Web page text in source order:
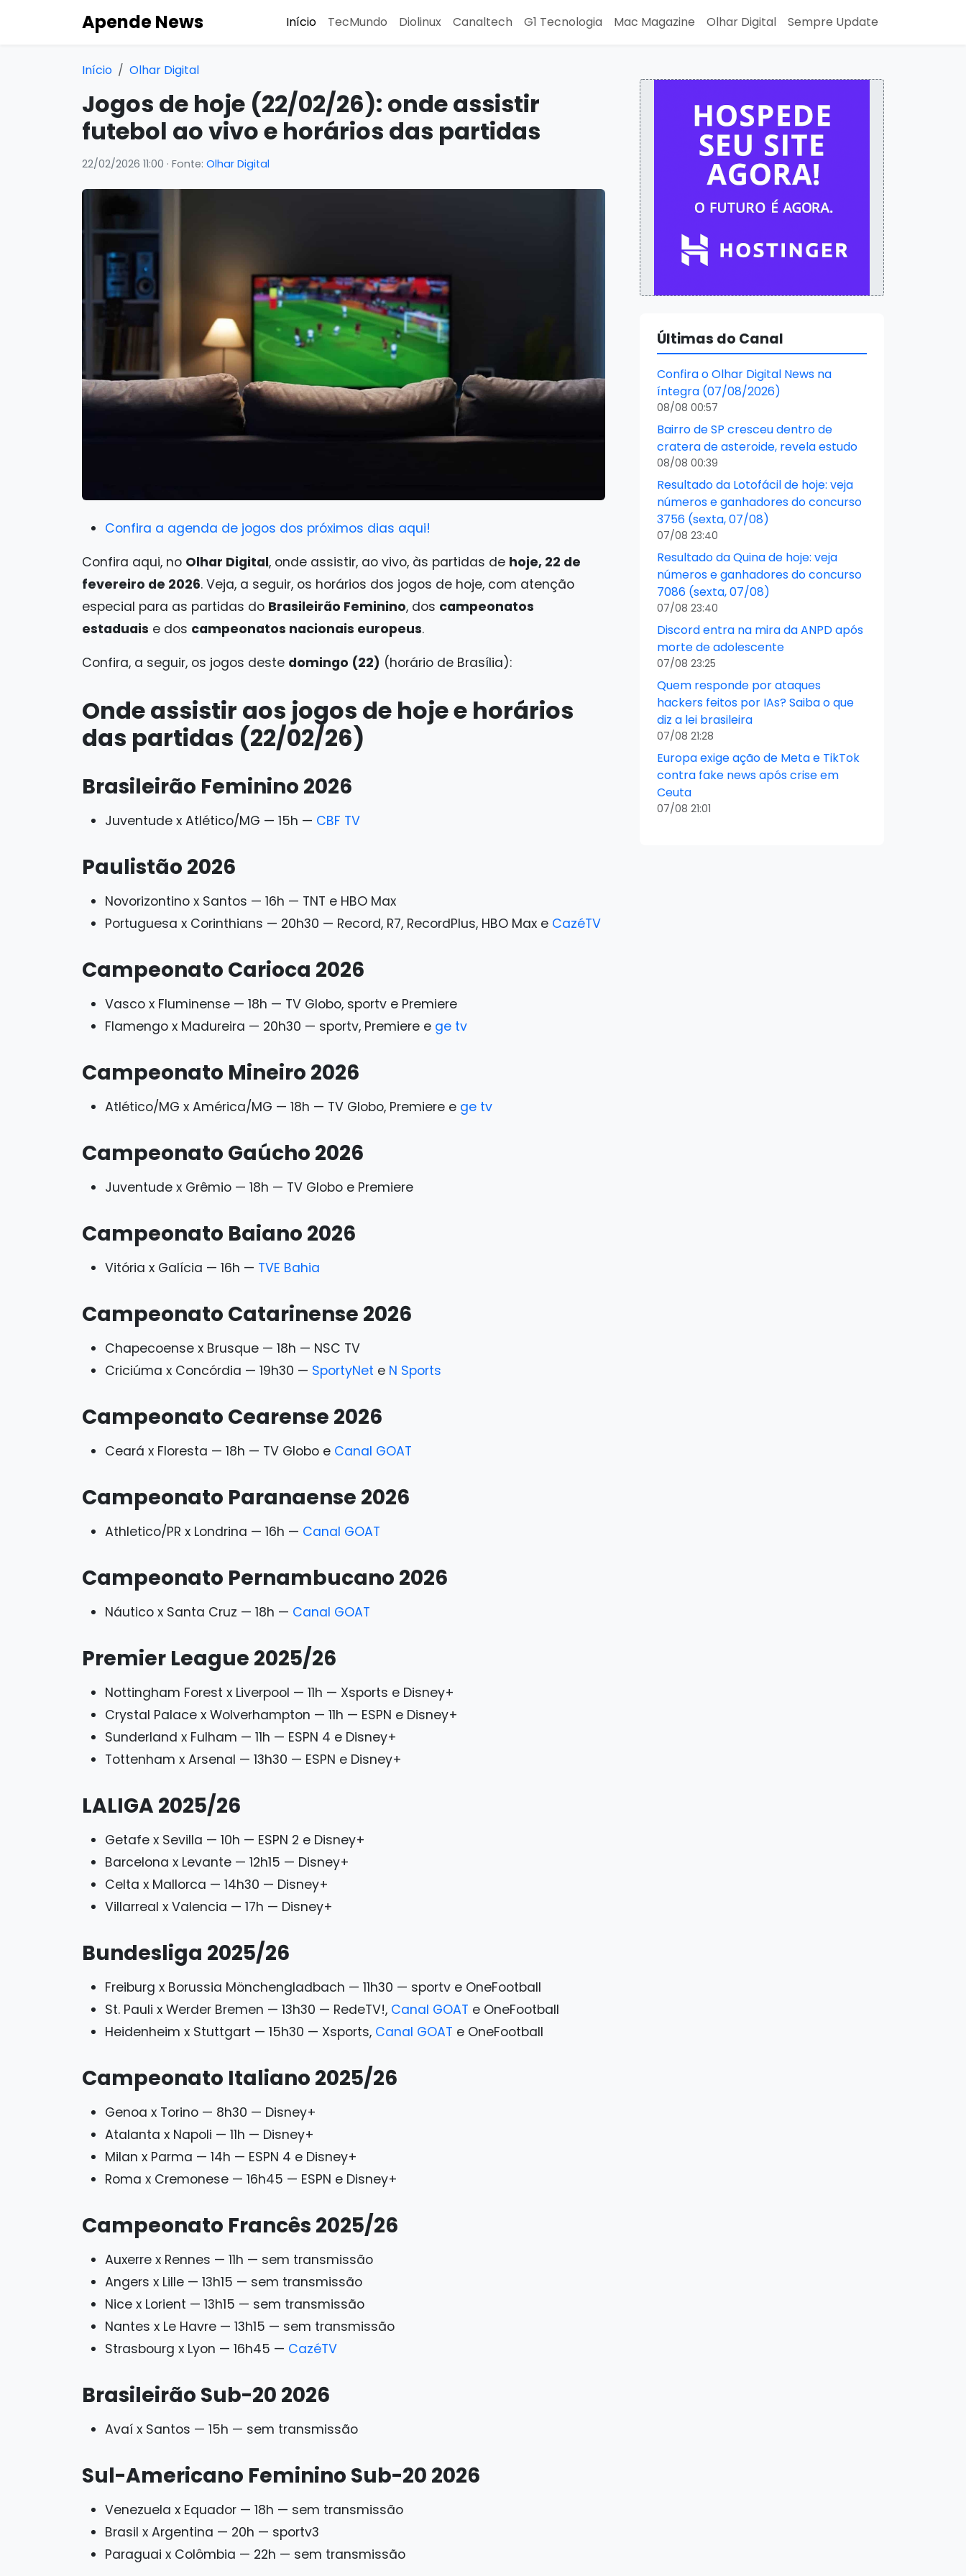
Apende News Início TecMundo Diolinux Canaltech G1 Tecnologia Mac Magazine Olhar Digital Sempre Update
Início Olhar Digital
Jogos de hoje (22/02/26): onde assistir
futebol ao vivo e horários das partidas
22/02/2026 11:00 · Fonte: Olhar Digital
Confira a agenda de jogos dos próximos dias aqui!
Confira aqui, no Olhar Digital, onde assistir, ao vivo, às partidas de hoje, 22 de
fevereiro de 2026. Veja, a seguir, os horários dos jogos de hoje, com atenção
especial para as partidas do Brasileirão Feminino, dos campeonatos
estaduais e dos campeonatos nacionais europeus.
Confira, a seguir, os jogos deste domingo (22) (horário de Brasília):
Onde assistir aos jogos de hoje e horários
das partidas (22/02/26)
Brasileirão Feminino 2026
Juventude x Atlético/MG — 15h — CBF TV
Paulistão 2026
Novorizontino x Santos — 16h — TNT e HBO Max
Portuguesa x Corinthians — 20h30 — Record, R7, RecordPlus, HBO Max e CazéTV
Campeonato Carioca 2026
Vasco x Fluminense — 18h — TV Globo, sportv e Premiere
Flamengo x Madureira — 20h30 — sportv, Premiere e ge tv
Campeonato Mineiro 2026
Atlético/MG x América/MG — 18h — TV Globo, Premiere e ge tv
Campeonato Gaúcho 2026
Juventude x Grêmio — 18h — TV Globo e Premiere
Campeonato Baiano 2026
Vitória x Galícia — 16h — TVE Bahia
Campeonato Catarinense 2026
Chapecoense x Brusque — 18h — NSC TV
Criciúma x Concórdia — 19h30 — SportyNet e N Sports
Campeonato Cearense 2026
Ceará x Floresta — 18h — TV Globo e Canal GOAT
Campeonato Paranaense 2026
Athletico/PR x Londrina — 16h — Canal GOAT
Campeonato Pernambucano 2026
Náutico x Santa Cruz — 18h — Canal GOAT
Premier League 2025/26
Nottingham Forest x Liverpool — 11h — Xsports e Disney+
Crystal Palace x Wolverhampton — 11h — ESPN e Disney+
Sunderland x Fulham — 11h — ESPN 4 e Disney+
Tottenham x Arsenal — 13h30 — ESPN e Disney+
LALIGA 2025/26
Getafe x Sevilla — 10h — ESPN 2 e Disney+
Barcelona x Levante — 12h15 — Disney+
Celta x Mallorca — 14h30 — Disney+
Villarreal x Valencia — 17h — Disney+
Bundesliga 2025/26
Freiburg x Borussia Mönchengladbach — 11h30 — sportv e OneFootball
St. Pauli x Werder Bremen — 13h30 — RedeTV!, Canal GOAT e OneFootball
Heidenheim x Stuttgart — 15h30 — Xsports, Canal GOAT e OneFootball
Campeonato Italiano 2025/26
Genoa x Torino — 8h30 — Disney+
Atalanta x Napoli — 11h — Disney+
Milan x Parma — 14h — ESPN 4 e Disney+
Roma x Cremonese — 16h45 — ESPN e Disney+
Campeonato Francês 2025/26
Auxerre x Rennes — 11h — sem transmissão
Angers x Lille — 13h15 — sem transmissão
Nice x Lorient — 13h15 — sem transmissão
Nantes x Le Havre — 13h15 — sem transmissão
Strasbourg x Lyon — 16h45 — CazéTV
Brasileirão Sub-20 2026
Avaí x Santos — 15h — sem transmissão
Sul-Americano Feminino Sub-20 2026
Venezuela x Equador — 18h — sem transmissão
Brasil x Argentina — 20h — sportv3
Paraguai x Colômbia — 22h — sem transmissão
Últimas do Canal
Confira o Olhar Digital News na
íntegra (07/08/2026)
08/08 00:57
Bairro de SP cresceu dentro de
cratera de asteroide, revela estudo
08/08 00:39
Resultado da Lotofácil de hoje: veja
números e ganhadores do concurso
3756 (sexta, 07/08)
07/08 23:40
Resultado da Quina de hoje: veja
números e ganhadores do concurso
7086 (sexta, 07/08)
07/08 23:40
Discord entra na mira da ANPD após
morte de adolescente
07/08 23:25
Quem responde por ataques
hackers feitos por IAs? Saiba o que
diz a lei brasileira
07/08 21:28
Europa exige ação de Meta e TikTok
contra fake news após crise em
Ceuta
07/08 21:01